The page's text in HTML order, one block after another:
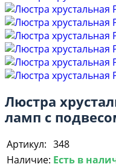
Люстра
ламп с
Артикул: 348
Наличие: Есть в